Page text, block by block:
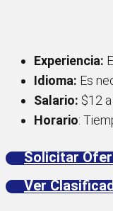
Experiencia:
Idioma: Es
Salario: $12
Horario:
Solicitar
Ver